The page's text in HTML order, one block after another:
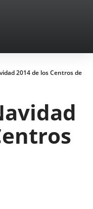
2014 de los Centros de